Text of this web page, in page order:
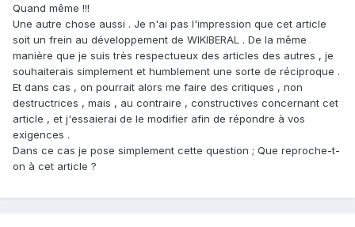
Quand même !!!
Une autre chose aussi . Je n'ai pas l'impression que cet article
soit un frein au développement de WIKIBERAL . De la même
manière que je suis très respectueux des articles des autres , je
souhaiterais simplement et humblement une sorte de réciproque .
Et dans cas , on pourrait alors me faire des critiques , non
destructrices , mais , au contraire , constructives concernant cet
article , et j'essaierai de le modifier afin de répondre à vos
exigences .
Dans ce cas je pose simplement cette question ; Que reproche-t-
on à cet article ?